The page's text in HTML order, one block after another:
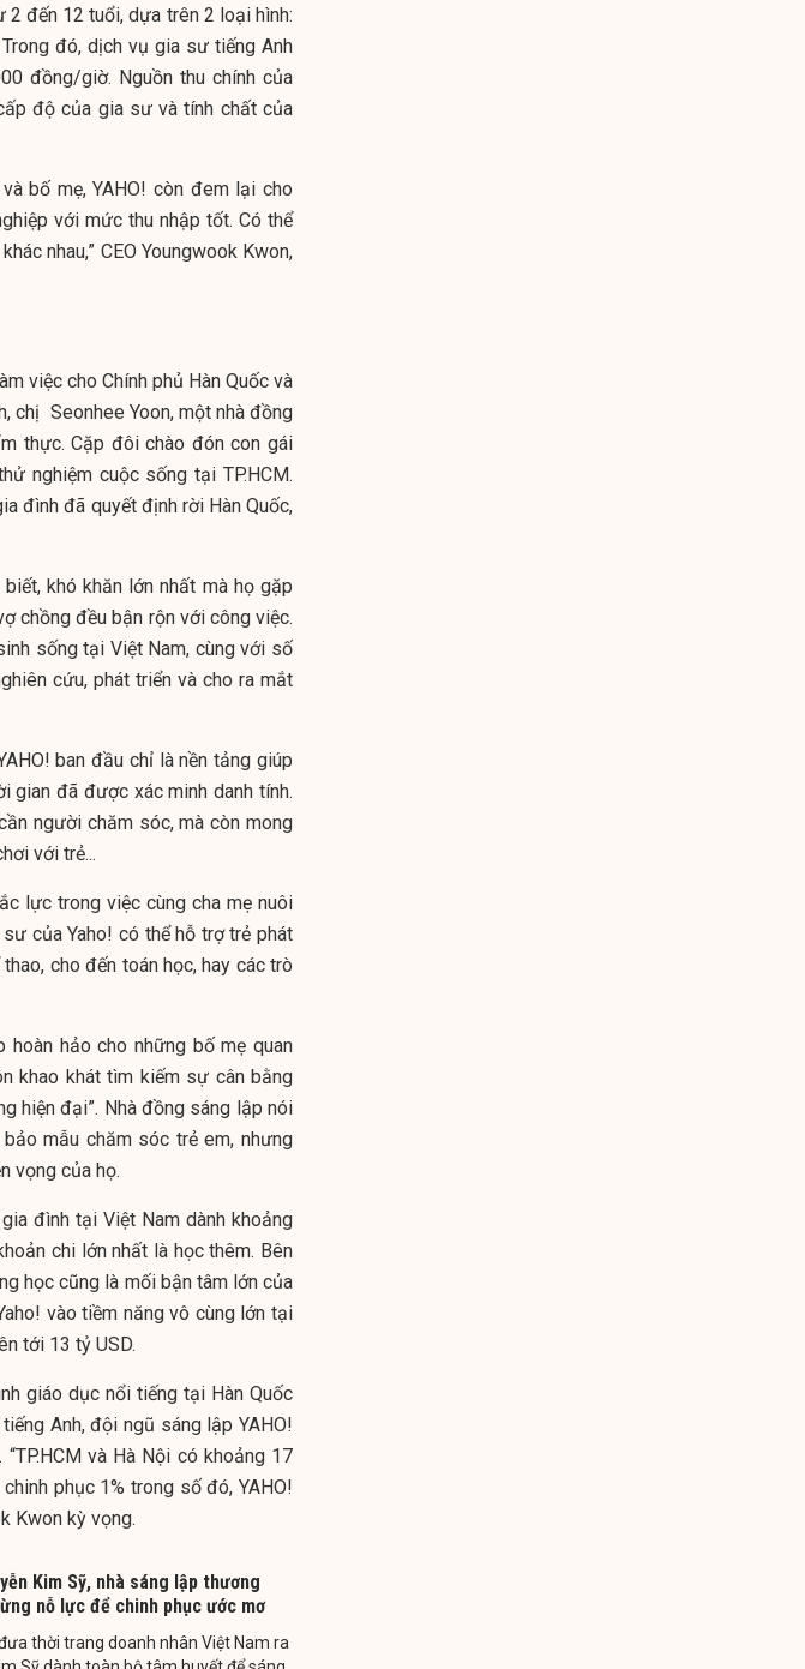
đến 12 tuổi, dựa trên 2 loại hình:
đó, dịch vụ gia sư tiếng Anh
đồng/giờ. Nguồn thu chính của
độ của gia sư và tính chất của
và bố mẹ,YAHO! còn đem lại cho
với mức thu nhập tốt. Có thể
nhau,” CEO Youngwook Kwon,
việc cho Chính phủ Hàn Quốc và
chị Seonhee Yoon, một nhà đồng
thực. Cặp đôi chào đón con gái
nghiệm cuộc sống tại TP.HCM.
đình đã quyết định rời Hàn Quốc,
khó khăn lớn nhất mà họ gặp
chồng đều bận rộn với công việc.
sống tại Việt Nam, cùng với số
cứu, phát triển và cho ra mắt
!ban đầu chỉ là nền tảng giúp
gian đã được xác minh danh tính.
người chăm sóc, mà còn mong
với trẻ...
lực trong việc cùng cha mẹ nuôi
của Yaho! có thể hỗ trợ trẻ phát
cho đến toán học, hay các trò
hoàn hảo cho những bố mẹ quan
khao khát tìm kiếm sự cân bằng
hiện đại”. Nhà đồng sáng lập nói
mẫu chăm sóc trẻ em, nhưng
vọng của họ.
đình tại Việt Nam dành khoảng
chi lớn nhất là học thêm. Bên
học cũng là mối bận tâm lớn của
vào tiềm năng vô cùng lớn tại
tới 13 tỷ USD.
giáo dục nổi tiếng tại Hàn Quốc
Anh, đội ngũ sáng lập YAHO!
và Hà Nội có khoảng 17
phục 1% trong số đó, YAHO!
Kwon kỳ vọng.
Kim Sỹ, nhà sáng lập thương
nỗ lực để chinh phục ước mơ
thời trang doanh nhân Việt Nam ra